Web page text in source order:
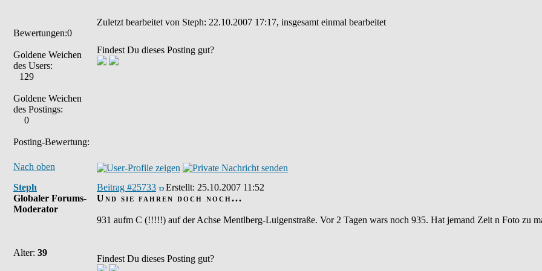
Bewertungen:0
Goldene Weichen
des Users:
129
Goldene Weichen
des Postings:
0
Posting-Bewertung:
Zuletzt bearbeitet von Steph: 22.10.2007 17:17, insgesamt einmal bearbeitet
Findest Du dieses Posting gut?
Nach oben
Steph
Globaler Forums-
Moderator
Alter: 39
Beitrag #25733 Erstellt: 25.10.2007 11:52
Und sie fahren doch noch...
931 aufm C (!!!!!) auf der Achse Mentlberg-Luigenstraße. Vor 2 Tagen wars noch 935. Hat jemand Zeit n Foto zu
Findest Du dieses Posting gut?